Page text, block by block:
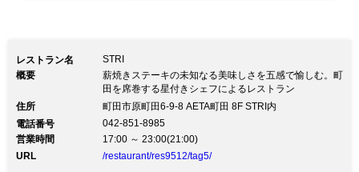
レストラン名
STRI
概要
薪焼きステーキの未知なる美味しさを五感で愉しむ。町
田を席巻する星付きシェフによるレストラン
住所
町田市原町田6-9-8 AETA町田 8F STRI内
電話番号
042-851-8985
営業時間
17:00 ～ 23:00(21:00)
URL
/restaurant/res9512/tag5/